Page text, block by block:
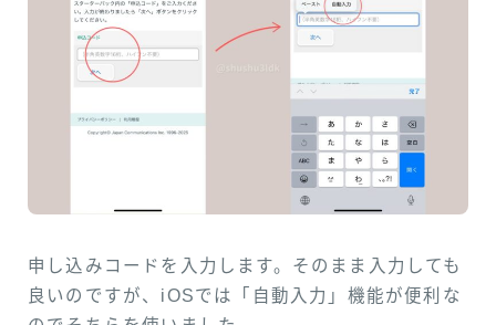
申し込みコードを入力します。そのまま入力しても
良いのですが、iOSでは「自動入力」機能が便利な